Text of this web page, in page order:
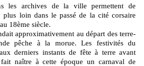
les archives de la ville permettent de
plus loin dans le passé de la cité corsaire
18ème siècle.
approximativement au départ des terre-
pêche à la morue. Les festivités du
derniers instants de fête à terre avant
fait naître à cette époque un carnaval de